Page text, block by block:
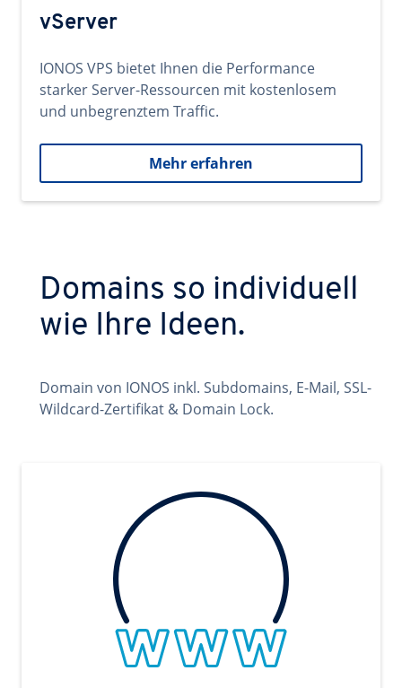
vServer
IONOS VPS bietet Ihnen die Performance
starker Server-Ressourcen mit kostenlosem
und unbegrenztem Traffic.
Mehr erfahren
Domains so individuell
wie Ihre Ideen.
Domain von IONOS inkl. Subdomains, E-Mail, SSL-
Wildcard-Zertifikat & Domain Lock.